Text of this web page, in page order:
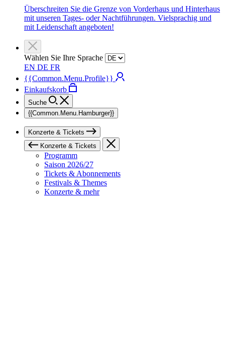
Überschreiten Sie die Grenze von Vorderhaus und Hinterhaus
mit unseren Tages- oder Nachtführungen. Vielsprachig und
mit Leidenschaft angeboten!
Wählen Sie Ihre Sprache
EN DE FR
{{Common.Menu.Profile}}
Einkaufskorb
Suche
{{Common.Menu.Hamburger}}
Konzerte & Tickets
Konzerte & Tickets
Programm
Saison 2026/27
Tickets & Abonnements
Festivals & Themes
Konzerte & mehr